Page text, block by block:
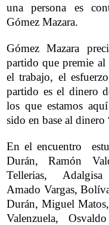
una persona es
Gómez Mazara.
Gómez Mazara
partido que premie
el trabajo, el
partido es el dinero
los que estamos
sido en base al dinero
En el encuentro
Durán, Ramón
Tellerias,
Amado Vargas,
Durán, Miguel
Valenzuela,